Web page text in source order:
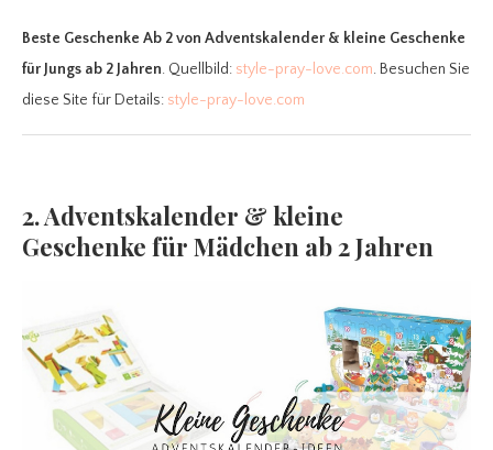
Beste Geschenke Ab 2von Adventskalender & kleine Geschenke
für Jungs ab 2 Jahren. Quellbild: style-pray-love.com. Besuchen Sie
diese Site für Details: style-pray-love.com
2. Adventskalender & kleine
Geschenke für Mädchen ab 2 Jahren